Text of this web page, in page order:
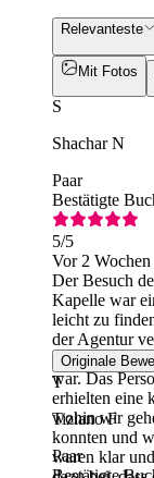
Relevanteste
Mit Fotos
S
Shachar N
Paar
Bestätigte
5/5
Vor 2 Wochen
Der Besuch
Kapelle war
leicht zu
der Agentur
organisiert,
war. Das
erhielten eine
wohin wir
konnten und
waren klar
Originale
T
Tiziano F
Paar